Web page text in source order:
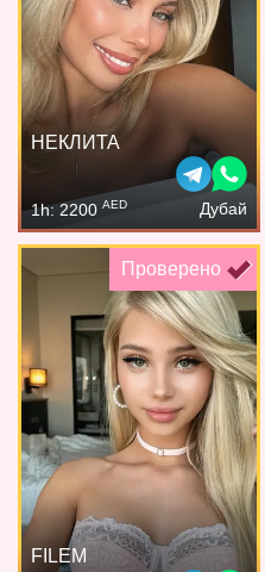
НЕКЛИТА
1h: 2200 AED Дубай
Проверено
FILEM